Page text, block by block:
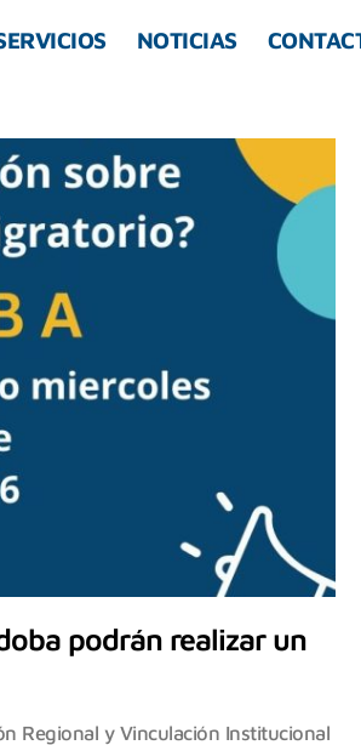
NOTICIAS
podrán realizar un
Regional y Vinculación Institucional